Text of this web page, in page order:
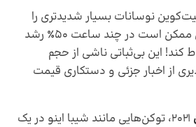
نوسانات بسیار شدیدتری را
تجربه می‌کنند. یک توکن ممکن است در چند ساعت ۵۰٪ رشد
۷۰٪ سقوط کند! این بی‌ثباتی ناشی از حجم
از اخبار جزئی و دستکاری قیمت
۲۰۲۱، توکن‌هایی مانند شیبا اینو در یک